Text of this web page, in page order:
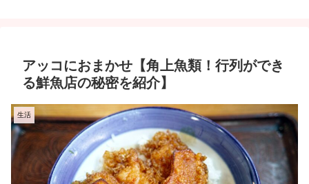
アッコにおまかせ【角上魚類！行列ができ
る鮮魚店の秘密を紹介】
生活